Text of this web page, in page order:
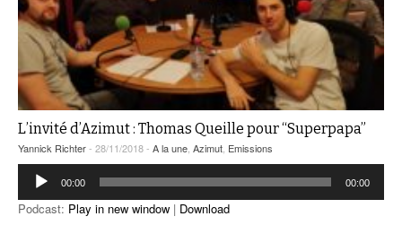
L’invité d’Azimut : Thomas Queille pour “Superpapa”
Yannick Richter- 28/11/2018 - A la une Azimut Emissions
Lecteur
audio
00:00 00:00
Podcast: Play in new window | Download